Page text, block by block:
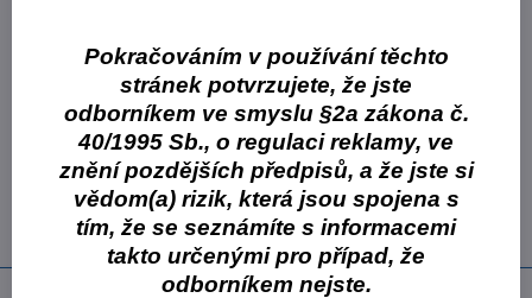
vynikající přizpůsobivost a snadné odstranění
Balení: 30 g dóza
Více z kategorie
Výplně Spotřební materiál Endodoncie
GC Endodontické materiály
Pokračováním v používání těchto
stránek potvrzujete, že jste
odborníkem ve smyslu §2a zákona č.
40/1995 Sb., o regulaci reklamy, ve
znění pozdějších předpisů, a že jste si
vědom(a) rizik, která jsou spojena s
tím, že se seznámíte s informacemi
takto určenými pro případ, že
odborníkem nejste.